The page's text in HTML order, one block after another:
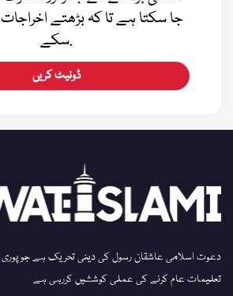
جا سکتا ہے تا کہ بڑھتے اخراجات
سکے.
ڈونیٹ کریں
دعوت اسلامی عاشقان رسول کی دینی تحریک ہے جو پوری
تعلیمات عام کرنے کی عملی کوششیں کررہی ہے